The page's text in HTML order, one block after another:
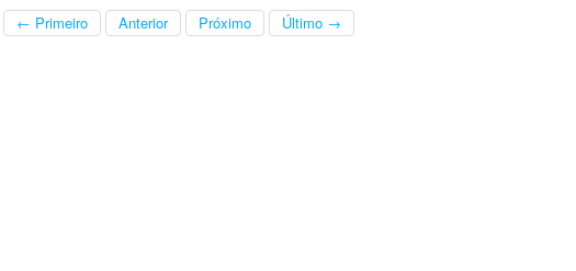
← Primeiro Anterior Próximo Último →